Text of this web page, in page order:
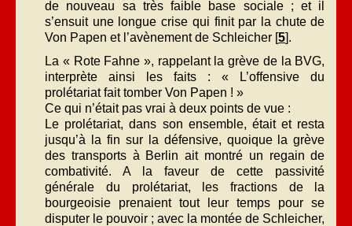
de nouveau sa très faible base sociale ; et il
s’ensuit une longue crise qui finit par la chute de
Von Papen et l’avènement de Schleicher [5].
La « Rote Fahne », rappelant la grève de la BVG,
interprète ainsi les faits : « L’offensive du
prolétariat fait tomber Von Papen ! »
Ce qui n’était pas vrai à deux points de vue :
Le prolétariat, dans son ensemble, était et resta
jusqu’à la fin sur la défensive, quoique la grève
des transports à Berlin ait montré un regain de
combativité. A la faveur de cette passivité
générale du prolétariat, les fractions de la
bourgeoisie prenaient tout leur temps pour se
disputer le pouvoir ; avec la montée de Schleicher,